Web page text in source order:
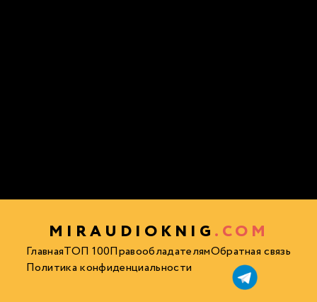
MIRAUDIOKNIG .COM
ГлавнаяТОП 100ПравообладателямОбратная связь
Политика конфиденциальности